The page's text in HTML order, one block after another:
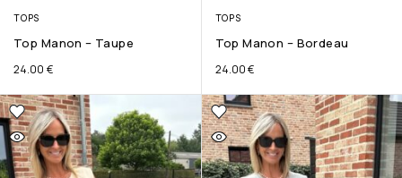
TOPS
Top Manon – Taupe
24.00 €
TOPS
Top Manon – Bordeau
24.00€